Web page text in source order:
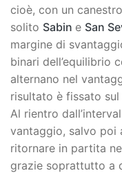
cioè, con un
solito Sabin e San
margine di
binari dell’equilibrio
alternano nel
risultato è fissato
Al rientro
vantaggio, salvo poi
ritornare in partita
grazie soprattutto a